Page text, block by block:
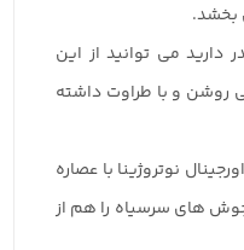
بخشد.
می توانید از این
روشن و با طراوت داشته
نوتروژینا با عصاره
های سرسیاه را هم از